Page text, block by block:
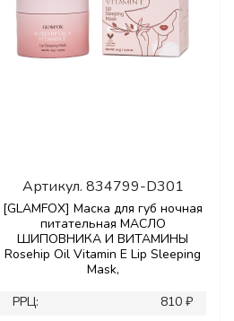
Артикул. 834799-D301
[GLAMFOX] Маска для губ ночная
питательная МАСЛО
ШИПОВНИКА И ВИТАМИНЫ
Rosehip Oil Vitamin E Lip Sleeping
Mask,
РРЦ:
810 ₽